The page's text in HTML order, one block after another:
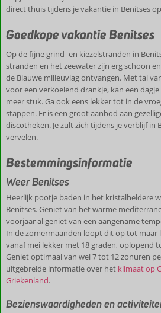
direct thuis tijdens je vakantie in Benitses
Goedkope vakantie Benitses
Op de fijne grind- en kiezelstranden in
stranden en het zeewater zijn erg schoon
de Blauwe milieuvlag ontvangen. Met tal
voor een verkoelend drankje, kan een
meer stuk. Ga ook eens lekker tot in de
stappen. Er is een groot aanbod aan
discotheken. Je zult zich tijdens je verblijf in
vervelen.
Bestemmingsinformatie
Weer Benitses
Heerlijk pootje baden in het kristalheldere
Benitses. Geniet van het warme
voorjaar al geniet van een aangename
In de zomermaanden loopt dit op tot maar
vanaf mei lekker met 18 graden, oplopend
Geniet optimaal van wel 7 tot 12 zonuren
uitgebreide informatie over het klimaat op
Griekenland.
Bezienswaardigheden en